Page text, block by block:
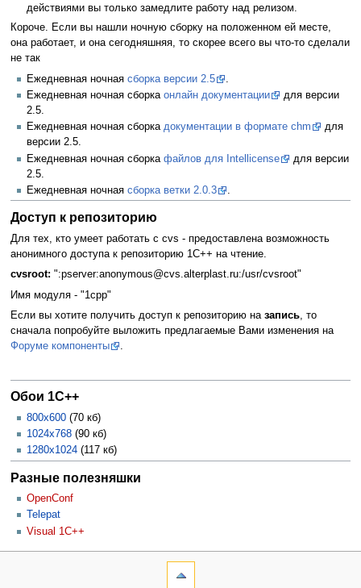
действиями вы только замедлите работу над релизом.
Короче. Если вы нашли ночную сборку на положенном ей месте,
она работает, и она сегодняшняя, то скорее всего вы что-то сделали
не так
Ежедневная ночная сборка версии 2.5
Ежедневная ночная сборка онлайн документации
для версии
2.5.
Ежедневная ночная сборка документации в формате chm
для
версии 2.5.
Ежедневная ночная сборка файлов для Intellicense
для версии
2.5.
Ежедневная ночная сборка ветки 2.0.3 .
Доступ к репозиторию
Для тех, кто умеет работать с cvs - предоставлена возможность
анонимного доступа к репозиторию 1С++ на чтение.
cvsroot: ":pserver:anonymous@cvs.alterplast.ru:/usr/cvsroot"
Имя модуля - "1cpp"
Если вы хотите получить доступ к репозиторию на запись, то
сначала попробуйте выложить предлагаемые Вами изменения на
Форуме компоненты
.
Обои 1С++
800x600 (70 кб)
1024x768 (90 кб)
1280x1024 (117 кб)
Разные полезняшки
OpenConf
Telepat
Visual 1C++